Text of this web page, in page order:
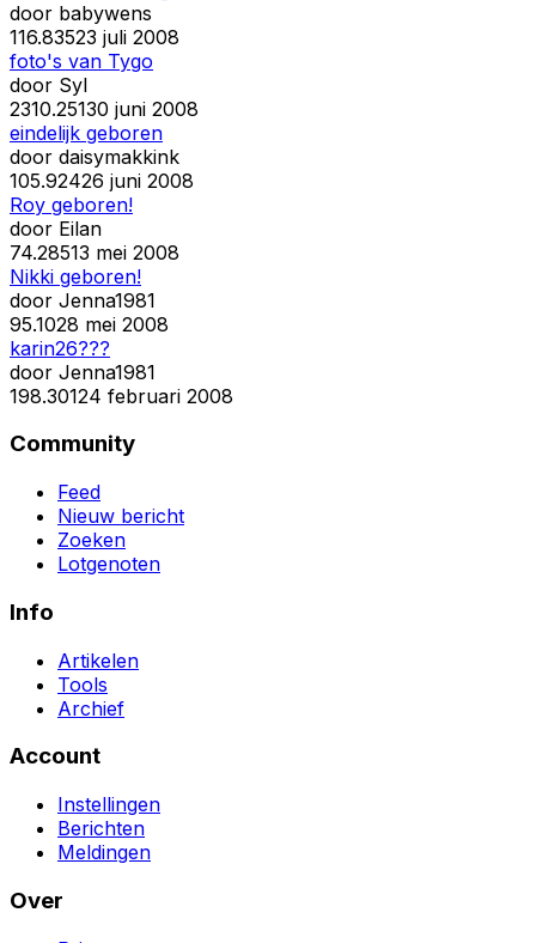
door babywens
116.83523 juli 2008
foto's van Tygo
door Syl
2310.25130 juni 2008
eindelijk geboren
door daisymakkink
105.92426 juni 2008
Roy geboren!
door Eilan
74.28513 mei 2008
Nikki geboren!
door Jenna1981
95.1028 mei 2008
karin26???
door Jenna1981
198.30124 februari 2008
Community
Feed
Nieuw bericht
Zoeken
Lotgenoten
Info
Artikelen
Tools
Archief
Account
Instellingen
Berichten
Meldingen
Over